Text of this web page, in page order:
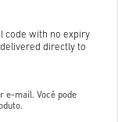
code with no expiry
directly to
e-mail. Você pode